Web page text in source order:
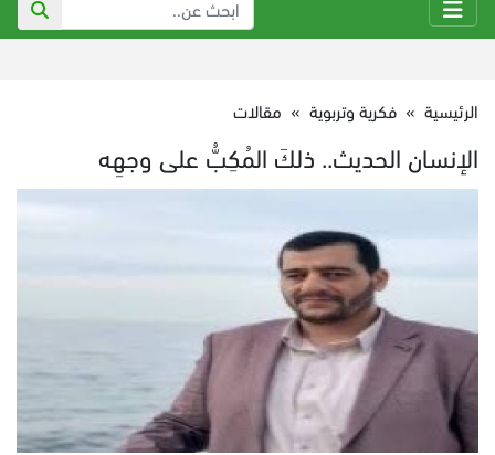
الرئيسية » فكرية وتربوية » مقالات
الإنسان الحديث.. ذلكَ المُكِبُّ على وجهِه